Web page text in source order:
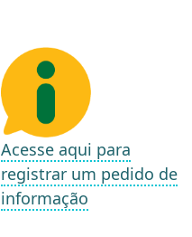
Acesse aqui para
registrar um pedido de
informação